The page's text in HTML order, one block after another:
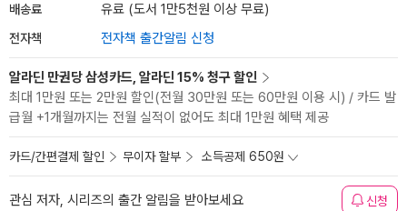
배송료 유료 (도서 1만5천원 이상 무료)
전자책 전자책 출간알림 신청
알라딘 만권당 삼성카드, 알라딘 15% 청구 할인
최대 1만원 또는 2만원 할인(전월 30만원 또는 60만원 이용 시) / 카드 발
급월 +1개월까지는 전월 실적이 없어도 최대 1만원 혜택 제공
카드/간편결제 할인 무이자 할부 소득공제 650원
관심 저자, 시리즈의 출간 알림을 받아보세요 신청